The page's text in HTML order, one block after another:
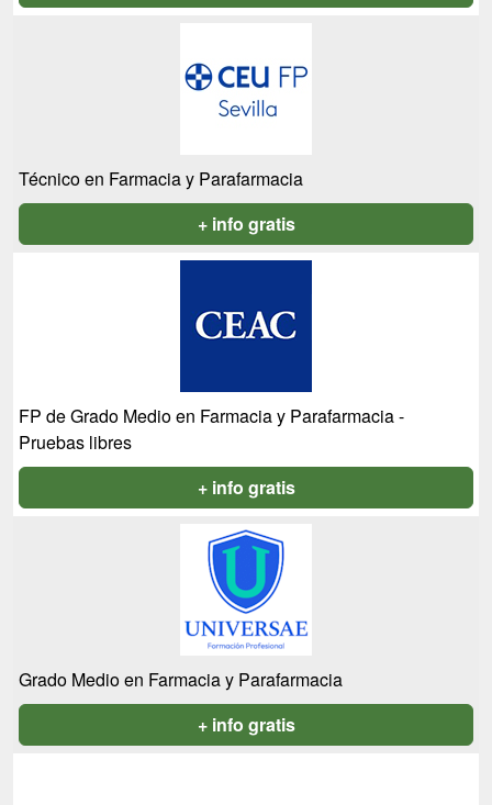
Técnico en Farmacia y Parafarmacia
+ info gratis
FP de Grado Medio en Farmacia y Parafarmacia -
Pruebas libres
+ info gratis
Grado Medio en Farmacia y Parafarmacia
+ info gratis